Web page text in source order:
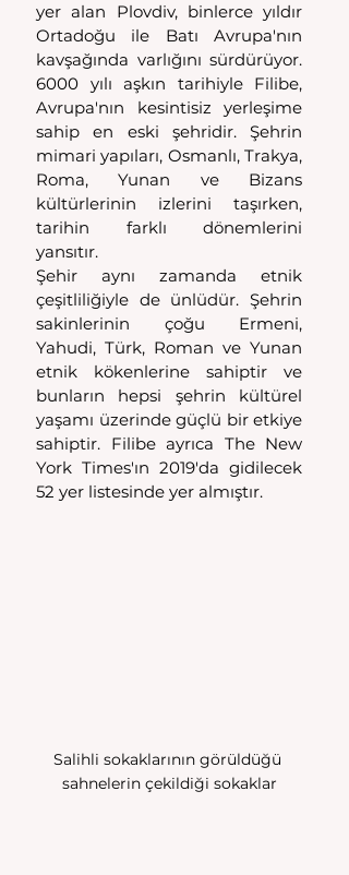
yer alan Plovdiv, binlerce yıldır
Ortadoğu ile Batı Avrupa'nın
kavşağında varlığını sürdürüyor.
6000 yılı aşkın tarihiyle Filibe,
Avrupa'nın kesintisiz yerleşime
sahip en eski şehridir. Şehrin
mimari yapıları, Osmanlı, Trakya,
Roma, Yunan ve Bizans
kültürlerinin izlerini taşırken,
tarihin farklı dönemlerini
yansıtır.
Şehir aynı zamanda etnik
çeşitliliğiyle de ünlüdür. Şehrin
sakinlerinin çoğu Ermeni,
Yahudi, Türk, Roman ve Yunan
etnik kökenlerine sahiptir ve
bunların hepsi şehrin kültürel
yaşamı üzerinde güçlü bir etkiye
sahiptir. Filibe ayrıca The New
York Times'ın 2019'da gidilecek
52 yer listesinde yer almıştır.
Salihli sokaklarının görüldüğü
sahnelerin çekildiği sokaklar